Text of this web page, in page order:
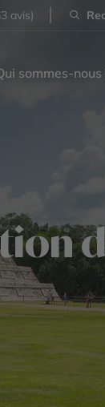
avis)
sommes-nous